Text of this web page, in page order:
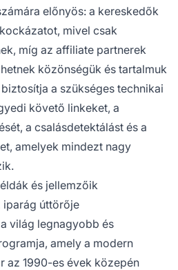
előnyös: a kereskedők
mivel csak
míg az affiliate partnerek
közönségük és tartalmuk
a szükséges technikai
követő linkeket, a
a csalásdetektálást és a
amelyek mindezt nagy
és jellemzőik
iparág úttörője
világ legnagyobb és
amely a modern
az 1990-es évek közepén